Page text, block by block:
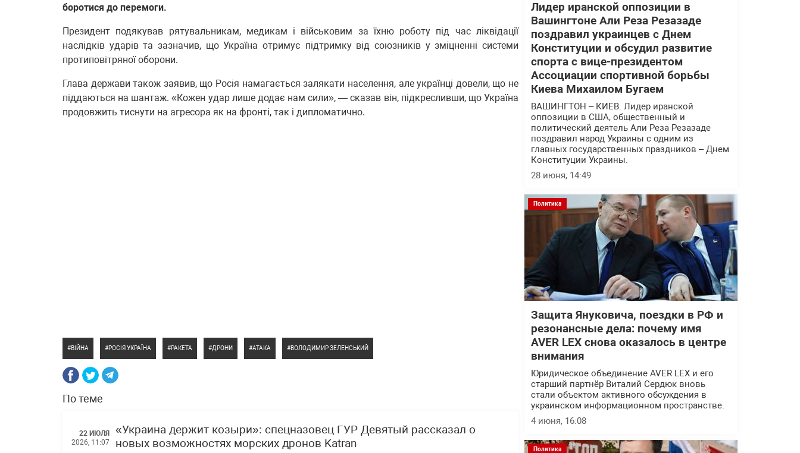
боротися до перемоги.
Президент подякував рятувальникам, медикам і військовим за їхню роботу під час ліквідації
наслідків ударів та зазначив, що Україна отримує підтримку від союзників у зміцненні системи
протиповітряної оборони.
Глава держави також заявив, що Росія намагається залякати населення, але українці довели, що не
піддаються на шантаж. «Кожен удар лише додає нам сили», — сказав він, підкресливши, що Україна
продовжить тиснути на агресора як на фронті, так і дипломатично.
ВІЙНА РОСІЯ УКРАЇНА РАКЕТА ДРОНИ АТАКА ВОЛОДИМИР ЗЕЛЕНСЬКИЙ
По теме
22 ИЮЛЯ
2026, 11:07
«Украина держит козыри»: спецназовец ГУР Девятый рассказал о
новых возможностях морских дронов Katran
Лидер иранской оппозиции в
Вашингтоне Али Реза Резазаде
поздравил украинцев с Днем
Конституции и обсудил развитие
спорта с вице-президентом
Ассоциации спортивной борьбы
Киева Михаилом Бугаем
ВАШИНГТОН – КИЕВ. Лидер иранской
оппозиции в США, общественный и
политический деятель Али Реза Резазаде
поздравил народ Украины с одним из
главных государственных праздников – Днем
Конституции Украины.
28 июня, 14:49
Политика
Защита Януковича, поездки в РФ и
резонансные дела: почему имя
AVER LEX снова оказалось в центре
внимания
Юридическое объединение AVER LEX и его
старший партнёр Виталий Сердюк вновь
стали объектом активного обсуждения в
украинском информационном пространстве.
4 июня, 16:08
Политика